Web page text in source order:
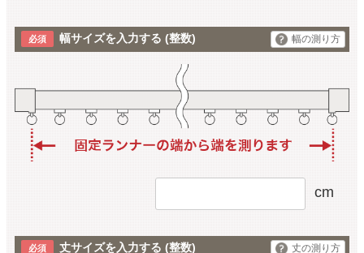
幅サイズを入力する (整数) 幅の測り方
cm
丈サイズを入力する (整数) 丈の測り方